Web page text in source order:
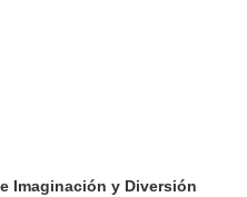
Imaginación y Diversión